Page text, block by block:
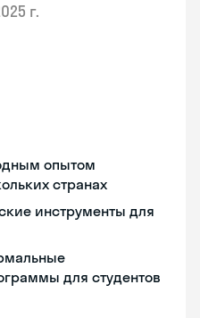
г.
опытом
странах
инструменты для
для студентов